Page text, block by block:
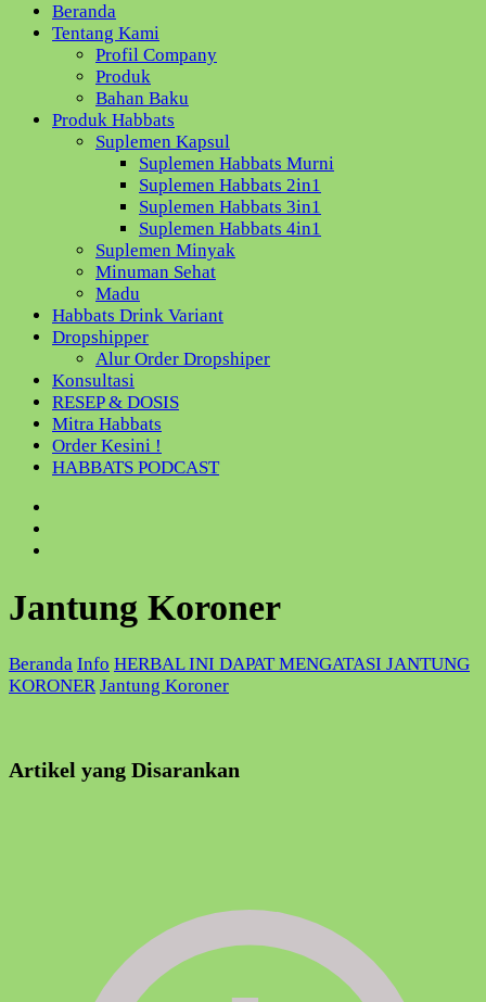
Beranda
Tentang Kami
Profil Company
Produk
Bahan Baku
Produk Habbats
Suplemen Kapsul
Suplemen Habbats Murni
Suplemen Habbats 2in1
Suplemen Habbats 3in1
Suplemen Habbats 4in1
Suplemen Minyak
Minuman Sehat
Madu
Habbats Drink Variant
Dropshipper
Alur Order Dropshiper
Konsultasi
RESEP & DOSIS
Mitra Habbats
Order Kesini !
HABBATS PODCAST
Jantung Koroner
Beranda Info HERBAL INI DAPAT MENGATASI JANTUNG
KORONER Jantung Koroner
Artikel yang Disarankan